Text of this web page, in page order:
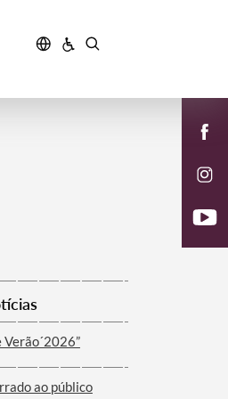
Verão´2026”
ao público